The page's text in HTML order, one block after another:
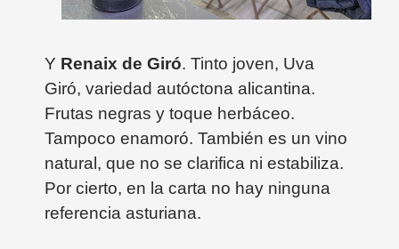
Y Renaix de Giró. Tinto joven, Uva
Giró, variedad autóctona alicantina.
Frutas negras y toque herbáceo.
Tampoco enamoró. También es un vino
natural, que no se clarifica ni estabiliza.
Por cierto, en la carta no hay ninguna
referencia asturiana.